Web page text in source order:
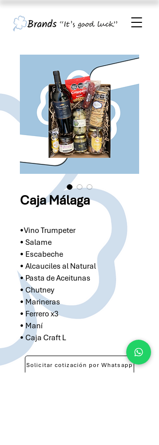
Caja Málaga
•Vino Trumpeter
• Salame
• Escabeche
• Alcauciles al Natural
• Pasta de Aceitunas
• Chutney
• Marineras
• Ferrero x3
• Maní
• Caja Craft L
Solicitar cotización por Whatsapp